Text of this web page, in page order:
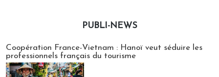
PUBLI-NEWS
Coopération France-Vietnam : Hanoï veut séduire les
professionnels français du tourisme